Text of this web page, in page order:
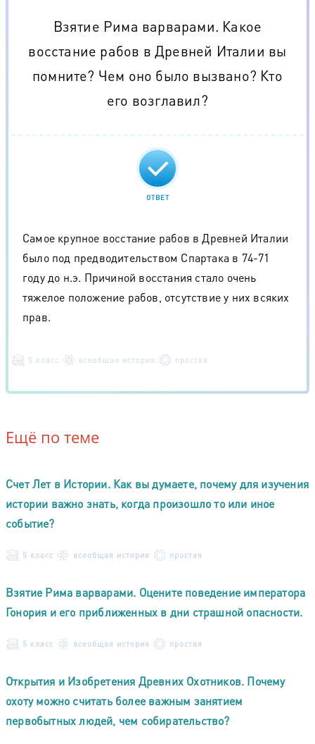
Взятие Рима варварами. Какое
восстание рабов в Древней Италии вы
помните? Чем оно было вызвано? Кто
его возглавил?
ОТВЕТ
Самое крупное восстание рабов в Древней Италии
было под предводительством Спартака в 74-71
году до н.э. Причиной восстания стало очень
тяжелое положение рабов, отсутствие у них всяких
прав.
5 класс всеобщая история простая
Ещё по теме
Счет Лет в Истории. Как вы думаете, почему для изучения
истории важно знать, когда произошло то или иное
событие?
5 класс всеобщая история простая
Взятие Рима варварами. Оцените поведение императора
Гонория и его приближенных в дни страшной опасности.
5 класс всеобщая история простая
Открытия и Изобретения Древних Охотников. Почему
охоту можно считать более важным занятием
первобытных людей, чем собирательство?